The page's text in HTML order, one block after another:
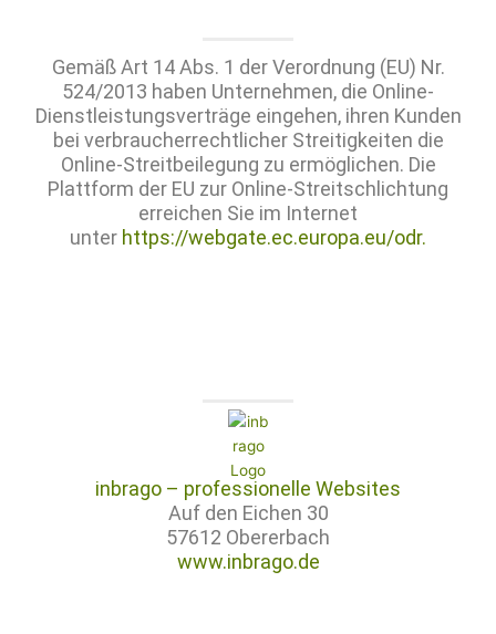
Gemäß Art 14 Abs. 1 der Verordnung (EU) Nr.
524/2013 haben Unternehmen, die Online-
Dienstleistungsverträge eingehen, ihren Kunden
bei verbraucherrechtlicher Streitigkeiten die
Online-Streitbeilegung zu ermöglichen. Die
Plattform der EU zur Online-Streitschlichtung
erreichen Sie im Internet
unter https://webgate.ec.europa.eu/odr.
inbrago – professionelle Websites
Auf den Eichen 30
57612 Obererbach
www.inbrago.de